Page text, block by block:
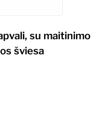
su maitinimo
šviesa